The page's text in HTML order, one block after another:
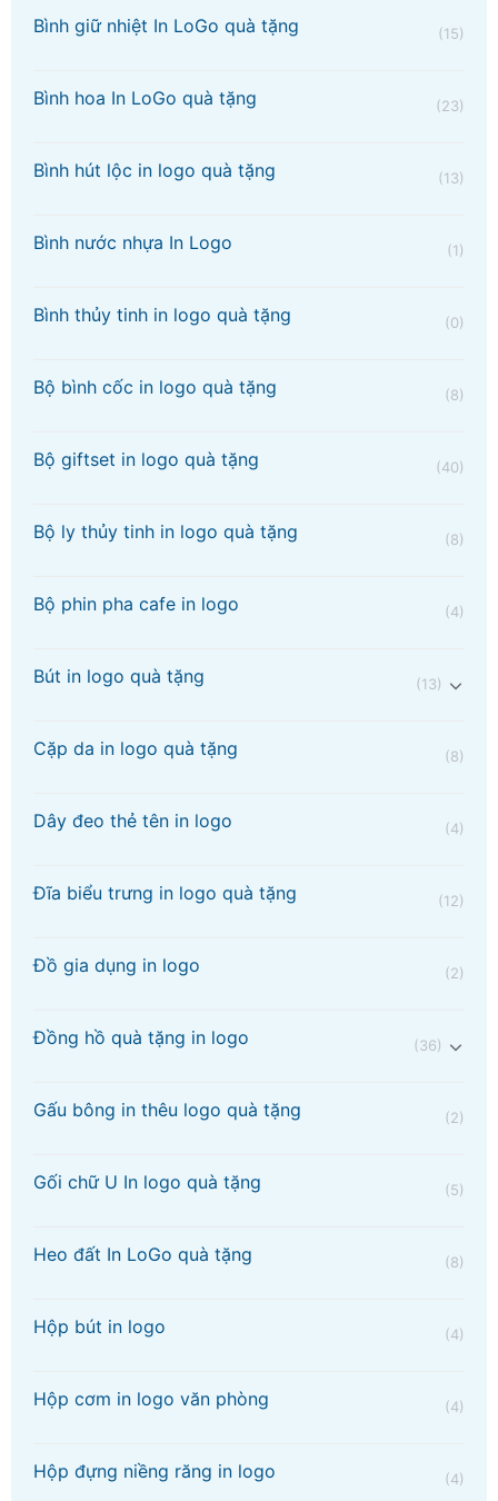
Bình giữ nhiệt In LoGo quà tặng (15)
Bình hoa In LoGo quà tặng (23)
Bình hút lộc in logo quà tặng (13)
Bình nước nhựa In Logo (1)
Bình thủy tinh in logo quà tặng (0)
Bộ bình cốc in logo quà tặng (8)
Bộ giftset in logo quà tặng (40)
Bộ ly thủy tinh in logo quà tặng (8)
Bộ phin pha cafe in logo (4)
Bút in logo quà tặng (13)
Cặp da in logo quà tặng (8)
Dây đeo thẻ tên in logo (4)
Đĩa biểu trưng in logo quà tặng (12)
Đồ gia dụng in logo (2)
Đồng hồ quà tặng in logo (36)
Gấu bông in thêu logo quà tặng (2)
Gối chữ U In logo quà tặng (5)
Heo đất In LoGo quà tặng (8)
Hộp bút in logo (4)
Hộp cơm in logo văn phòng (4)
Hộp đựng niềng răng in logo (4)